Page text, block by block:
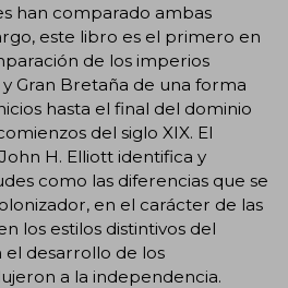
han comparado ambas
este libro es el primero en
de los imperios
Gran Bretaña de una forma
hasta el final del dominio
del siglo XIX. El
H. Elliott identifica y
como las diferencias que se
en el carácter de las
los estilos distintivos del
desarrollo de los
a la independencia.